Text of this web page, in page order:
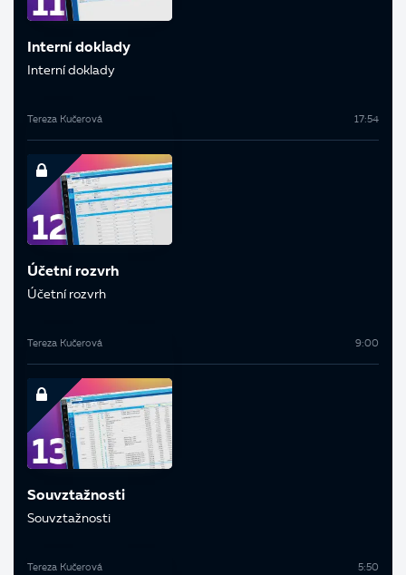
Interní doklady
Interní doklady
Tereza Kučerová 17:54
Účetní rozvrh
Účetní rozvrh
Tereza Kučerová 9:00
Souvztažnosti
Souvztažnosti
Tereza Kučerová 5:50